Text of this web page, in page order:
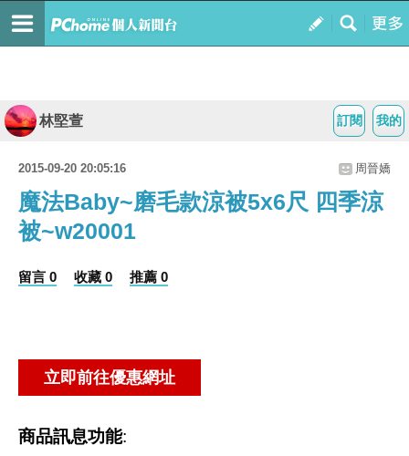
我的
訂閱
林堅萱
2015-09-20 20:05:16 周晉嬌
魔法Baby~磨毛款涼被5x6尺 四季涼
被~w20001
留言 0 收藏 0 推薦 0
商品訊息功能: